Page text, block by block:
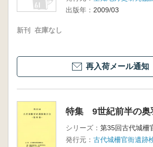
出版年： 2009/03
新刊 在庫なし
再入荷メール通知
特集 9世紀前半の奥
シリーズ：
発行元： 古代城柵官衙遺跡